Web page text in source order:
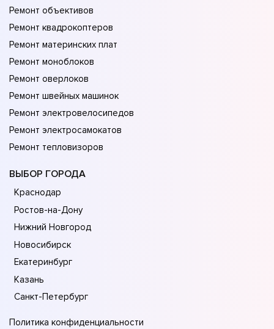
Ремонт объективов
Ремонт квадрокоптеров
Ремонт материнских плат
Ремонт моноблоков
Ремонт оверлоков
Ремонт швейных машинок
Ремонт электровелосипедов
Ремонт электросамокатов
Ремонт тепловизоров
ВЫБОР ГОРОДА
Краснодар
Ростов-на-Дону
Нижний Новгород
Новосибирск
Екатеринбург
Казань
Санкт-Петербург
Политика конфиденциальности